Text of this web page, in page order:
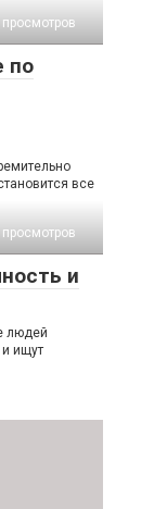
просмотров
по
все
и
людей
ищут